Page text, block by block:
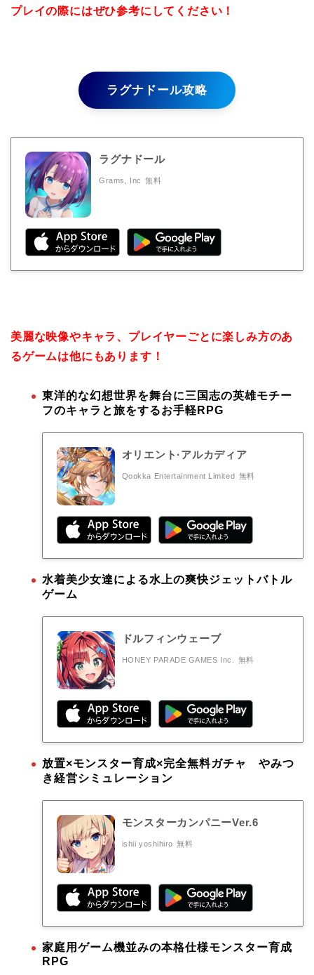
プレイの際にはぜひ参考にしてください！
ラグナドール攻略
ラグナドール
Grams, Inc 無料
美麗な映像やキャラ、プレイヤーごとに楽しみ方のあ
るゲームは他にもあります！
東洋的な幻想世界を舞台に三国志の英雄モチー
フのキャラと旅をするお手軽RPG
オリエント·アルカディア
Qookka Entertainment Limited 無料
水着美少女達による水上の爽快ジェットバトル
ゲーム
ドルフィンウェーブ
HONEY PARADE GAMES Inc. 無料
放置×モンスター育成×完全無料ガチャ やみつ
き経営シミュレーション
モンスターカンパニーVer.6
ishii yoshihiro 無料
家庭用ゲーム機並みの本格仕様モンスター育成
RPG